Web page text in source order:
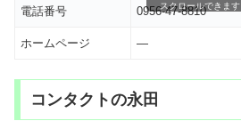
電話番号 0956-47-8810
ホームページ ―
スクロールできます
コンタクトの永田